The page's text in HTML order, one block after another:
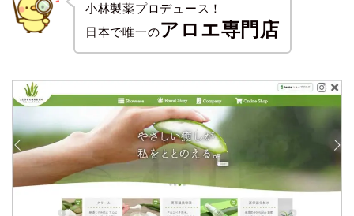
小林製薬プロデュース！
日本で唯一のアロエ専門店